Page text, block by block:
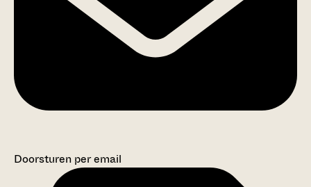
Doorsturen per email